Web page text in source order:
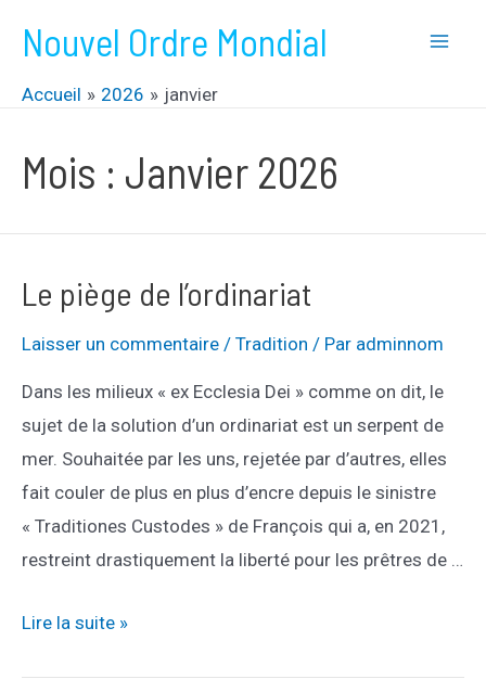
contenu
Nouvel Ordre Mondial
Accueil 2026 janvier
Mois : Janvier 2026
Le piège de l’ordinariat
Laisser un commentaire / Tradition / Par adminnom
Dans les milieux « ex Ecclesia Dei » comme on dit, le
sujet de la solution d’un ordinariat est un serpent de
mer. Souhaitée par les uns, rejetée par d’autres, elles
fait couler de plus en plus d’encre depuis le sinistre
« Traditiones Custodes » de François qui a, en 2021,
restreint drastiquement la liberté pour les prêtres de …
Le
Lire la suite »